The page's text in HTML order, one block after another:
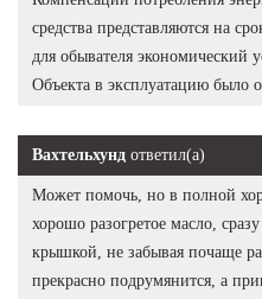
средства представляются на
для обывателя экономический
Объекта в эксплуатацию было
Вахтельхунд ответил(а)
Может помочь, но в полной
хорошо разогретое масло,
крышкой, не забывая почаще
прекрасно подрумянится, а